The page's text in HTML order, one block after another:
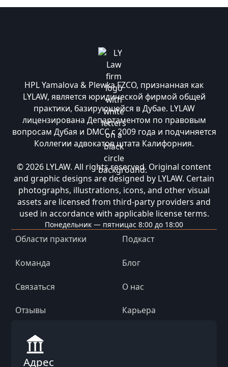
HPL Yamalova & Plewka FZCO, признанная как
LYLAW, является юридической фирмой общей
практики, базирующейся в Дубае. LYLAW
лицензирована Департаментом по правовым
вопросам Дубая и DMCC с 2009 года и подчиняется
Коллегии адвокатов штата Калифорния.
© 2026 LYLAW. All rights reserved. Original content
and graphic designs are designed by LYLAW. Certain
photographs, illustrations, icons, and other visual
assets are licensed from third-party providers and
used in accordance with applicable license terms.
Понедельник — пятницас 8:00 до 18:00
Области практики Подкаст
Команда Блог
Связаться О нас
Отзывы Карьера
Адрес